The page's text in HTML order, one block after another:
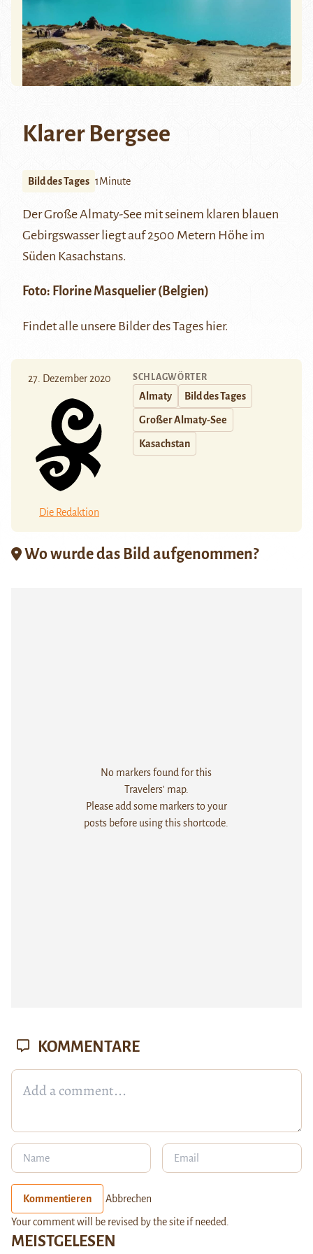
Klarer Bergsee
Bild des Tages 1Minute
Der Große Almaty-See mit seinem klaren blauen
Gebirgswasser liegt auf 2500 Metern Höhe im
Süden Kasachstans.
Foto: Florine Masquelier (Belgien)
Findet alle unsere Bilder des Tages hier.
27. Dezember 2020
Die Redaktion
SCHLAGWÖRTER
Almaty Bild des Tages
Großer Almaty-See
Kasachstan
Wo wurde das Bild aufgenommen?
No markers found for this
Travelers' map.
Please add some markers to your
posts before using this shortcode.
MEISTGELESEN
KOMMENTARE
Kommentieren Abbrechen
Your comment will be revised by the site if needed.